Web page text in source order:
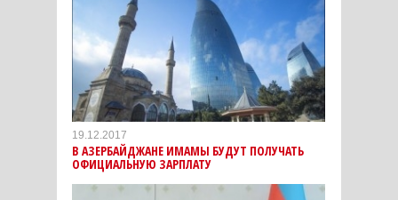
19.12.2017
В АЗЕРБАЙДЖАНЕ ИМАМЫ БУДУТ ПОЛУЧАТЬ
ОФИЦИАЛЬНУЮ ЗАРПЛАТУ